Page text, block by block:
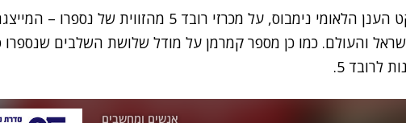
בראיון מסביר דדי על פרויקט הענן הלאומי נימבוס, על מכרזי רובד 5 מהזווית
והעולם. כמו כן מספר קמרמן על מודל שלושת השלבים
לרובד 5.